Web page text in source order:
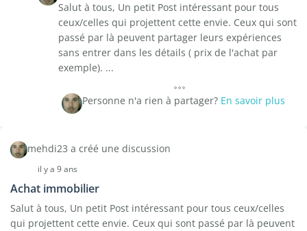
Salut à tous, Un petit Post intéressant pour tous
ceux/celles qui projettent cette envie. Ceux qui sont
passé par là peuvent partager leurs expériences
sans entrer dans les détails ( prix de l'achat par
exemple). ...
Personne n'a rien à partager? En savoir plus
mehdi23 a créé une discussion
il y a 9 ans
Achat immobilier
Salut à tous, Un petit Post intéressant pour tous ceux/celles
qui projettent cette envie. Ceux qui sont passé par là peuvent